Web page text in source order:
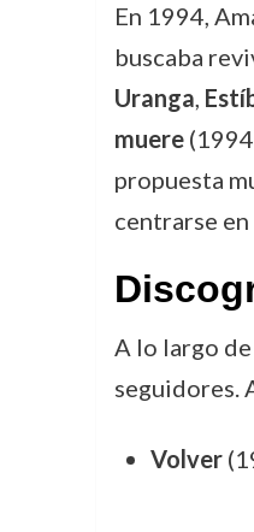
En 1994,
buscaba
Uranga,
muere
propuesta
centrarse
A lo largo
seguidores.
Volver